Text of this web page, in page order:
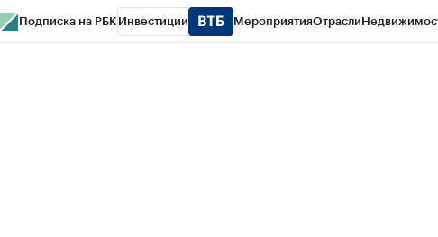
Подписка на РБК Инвестиции МероприятияОтрасли